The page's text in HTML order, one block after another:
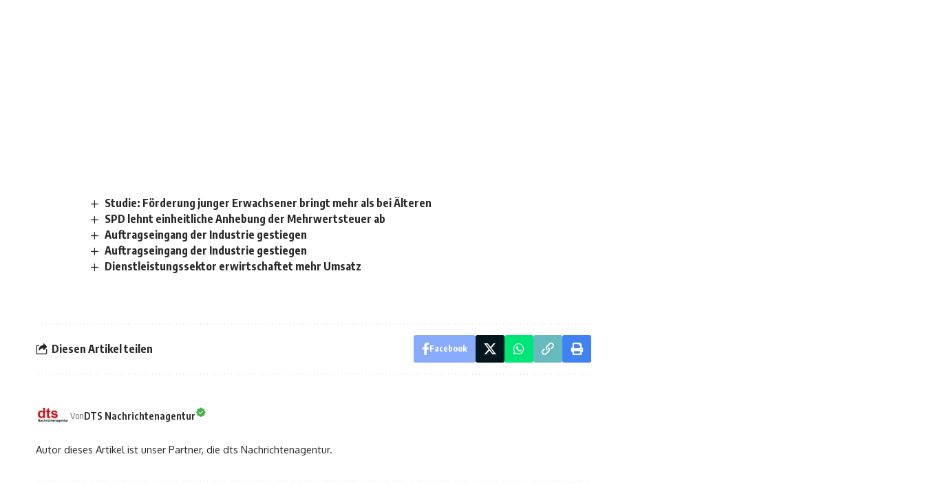
Studie: Förderung junger Erwachsener bringt mehr als bei Älteren
SPD lehnt einheitliche Anhebung der Mehrwertsteuer ab
Auftragseingang der Industrie gestiegen
Auftragseingang der Industrie gestiegen
Dienstleistungssektor erwirtschaftet mehr Umsatz
Diesen Artikel teilen Facebook
VonDTS Nachrichtenagentur
Autor dieses Artikel ist unser Partner, die dts Nachrichtenagentur.